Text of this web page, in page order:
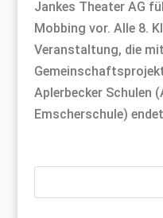
Jankes Theater AG
Mobbing vor. Alle 8.
Veranstaltung, die
Aplerbecker Schulen
Emscherschule)